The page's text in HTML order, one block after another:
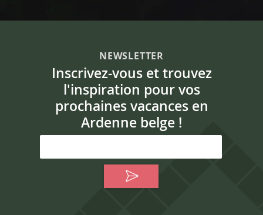
NEWSLETTER
Inscrivez-vous et trouvez
l'inspiration pour vos
prochaines vacances en
Ardenne belge !